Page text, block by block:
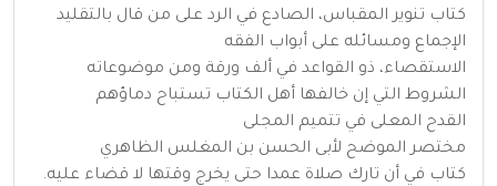
كتاب تنوير المقباس، الصادع في الرد على من قال بالتقليد
الإجماع ومسائله على أبواب الفقه
الاستقصاء، ذو القواعد في ألف ورقة ومن موضوعاته
الشروط التي إن خالفها أهل الكتاب تستباح دماؤهم
القدح المعلى في تتميم المجلى
مختصر الموضح لأبى الحسن بن المغلس الظاهري
كتاب في أن تارك صلاة عمدا حتى يخرج وقتها لا قضاء عليه.